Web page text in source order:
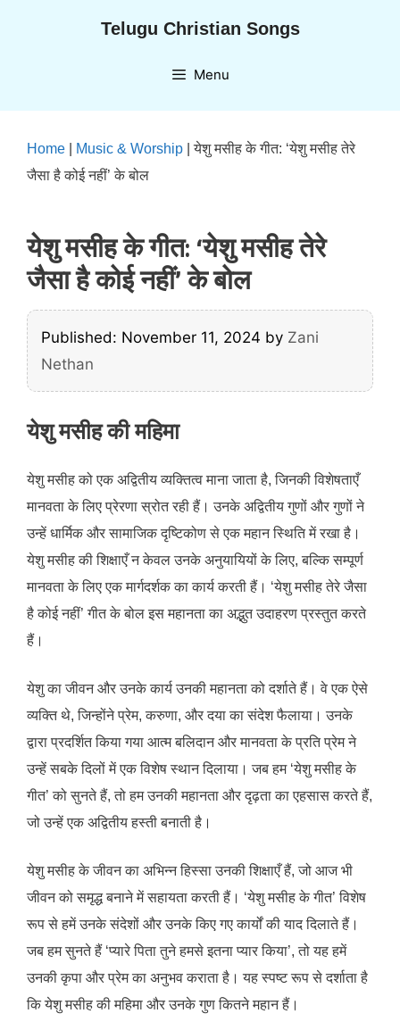
Telugu Christian Songs
Menu
Home Music & Worship |येशु मसीह के गीत: ‘येशु मसीह तेरे
जैसा है कोई नहीं’ के बोल
येशु मसीह के गीत: ‘येशु मसीह तेरे
जैसा है कोई नहीं’ के बोल
Published: November 11, 2024 by Zani
Nethan
येशु मसीह की महिमा
येशु मसीह को एक अद्वितीय व्यक्तित्व माना जाता है, जिनकी विशेषताएँ
मानवता के लिए प्रेरणा स्रोत रही हैं। उनके अद्वितीय गुणों और गुणों ने
उन्हें धार्मिक और सामाजिक दृष्टिकोण से एक महान स्थिति में रखा है।
येशु मसीह की शिक्षाएँ न केवल उनके अनुयायियों के लिए, बल्कि सम्पूर्ण
मानवता के लिए एक मार्गदर्शक का कार्य करती हैं। ‘येशु मसीह तेरे जैसा
है कोई नहीं’ गीत के बोल इस महानता का अद्भुत उदाहरण प्रस्तुत करते
हैं।
येशु का जीवन और उनके कार्य उनकी महानता को दर्शाते हैं। वे एक ऐसे
व्यक्ति थे, जिन्होंने प्रेम, करुणा, और दया का संदेश फैलाया। उनके
द्वारा प्रदर्शित किया गया आत्म बलिदान और मानवता के प्रति प्रेम ने
उन्हें सबके दिलों में एक विशेष स्थान दिलाया। जब हम ‘येशु मसीह के
गीत’ को सुनते हैं, तो हम उनकी महानता और दृढ़ता का एहसास करते हैं,
जो उन्हें एक अद्वितीय हस्ती बनाती है।
येशु मसीह के जीवन का अभिन्न हिस्सा उनकी शिक्षाएँ हैं, जो आज भी
जीवन को समृद्ध बनाने में सहायता करती हैं। ‘येशु मसीह के गीत’ विशेष
रूप से हमें उनके संदेशों और उनके किए गए कार्यों की याद दिलाते हैं।
जब हम सुनते हैं ‘प्यारे पिता तुने हमसे इतना प्यार किया’, तो यह हमें
उनकी कृपा और प्रेम का अनुभव कराता है। यह स्पष्ट रूप से दर्शाता है
कि येशु मसीह की महिमा और उनके गुण कितने महान हैं।